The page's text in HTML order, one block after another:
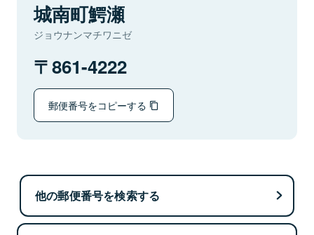
城南町鰐瀬
ジョウナンマチワニゼ
861-4222
郵便番号をコピーする
他の郵便番号を検索する